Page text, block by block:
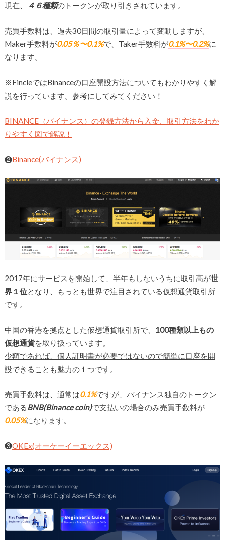
現在、 ４６種類のトークンが取り引きされています。
売買手数料は、過去30日間の取引量によって変動しますが、
Maker手数料が0.05％〜0.1%で、Taker手数料が0.1%〜0.2%に
なります。
※FincleではBinanceの口座開設方法についてもわかりやすく解
説を行っています。参考にしてみてください！
BINANCE（バイナンス）の登録方法から入金、取引方法をわか
りやすく図で解説！
❷Binance(バイナンス)
2017年にサービスを開始して、半年もしないうちに取引高が世
界１位となり、
もっとも世界で注目されている仮想通貨取引所
です。
中国の香港を拠点とした仮想通貨取引所で、 100種類以上もの
仮想通貨を取り扱っています。
少額であれば、個人証明書が必要ではないので簡単に口座を開
設できることも魅力の１つです。
売買手数料は、通常は0.1%ですが、バイナンス独自のトークン
であるBNB(Binance coin)で支払いの場合のみ売買手数料が
0.05%になります。
❸OKEx(オーケーイーエックス)